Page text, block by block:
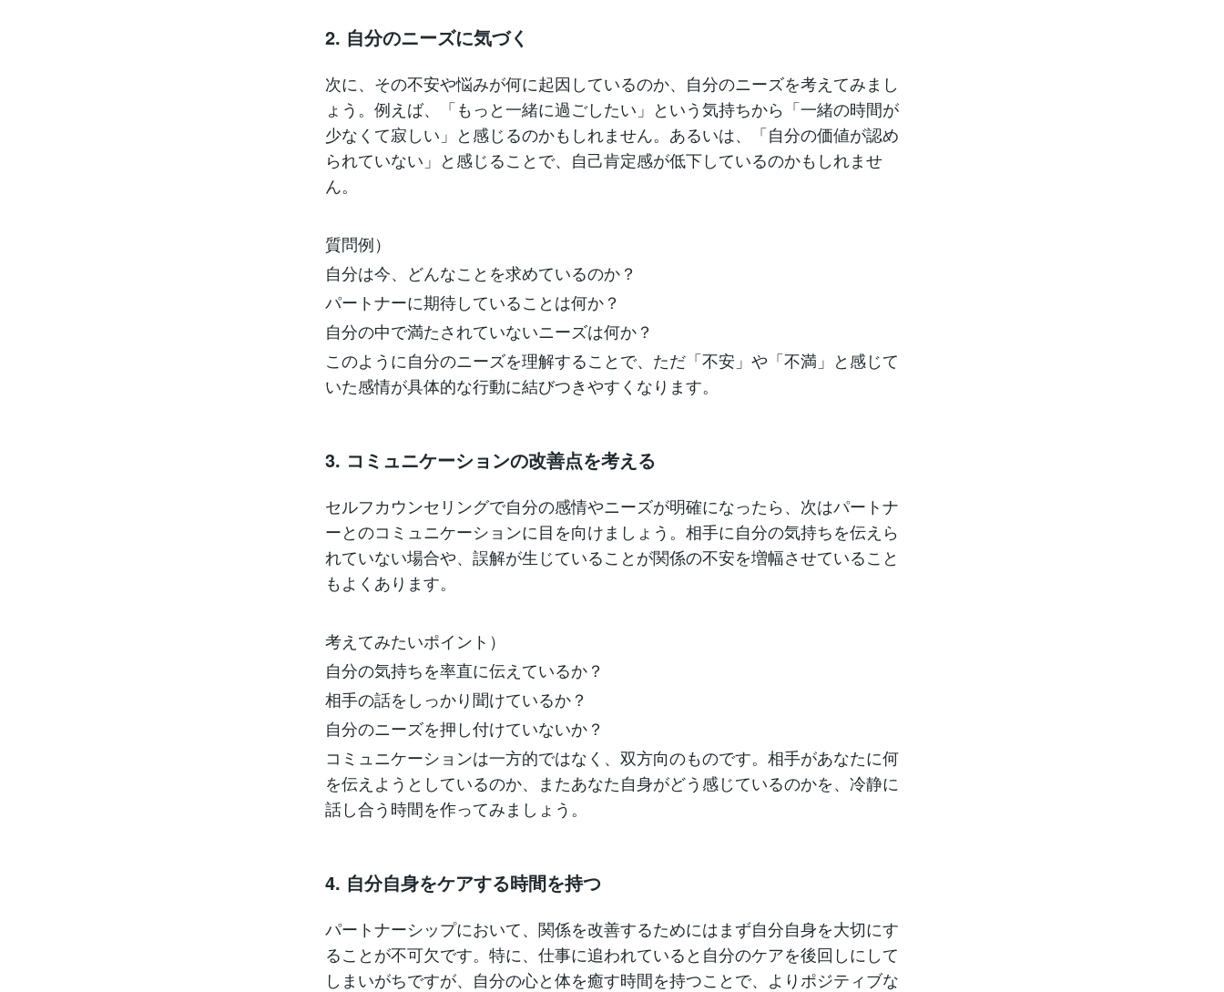
2. 自分のニーズに気づく
次に、その不安や悩みが何に起因しているのか、自分のニーズを考えてみまし
ょう。例えば、「もっと一緒に過ごしたい」という気持ちから「一緒の時間が
少なくて寂しい」と感じるのかもしれません。あるいは、「自分の価値が認め
られていない」と感じることで、自己肯定感が低下しているのかもしれませ
ん。
質問例）
自分は今、どんなことを求めているのか？
パートナーに期待していることは何か？
自分の中で満たされていないニーズは何か？
このように自分のニーズを理解することで、ただ「不安」や「不満」と感じて
いた感情が具体的な行動に結びつきやすくなります。
3. コミュニケーションの改善点を考える
セルフカウンセリングで自分の感情やニーズが明確になったら、次はパートナ
ーとのコミュニケーションに目を向けましょう。相手に自分の気持ちを伝えら
れていない場合や、誤解が生じていることが関係の不安を増幅させていること
もよくあります。
考えてみたいポイント）
自分の気持ちを率直に伝えているか？
相手の話をしっかり聞けているか？
自分のニーズを押し付けていないか？
コミュニケーションは一方的ではなく、双方向のものです。相手があなたに何
を伝えようとしているのか、またあなた自身がどう感じているのかを、冷静に
話し合う時間を作ってみましょう。
4. 自分自身をケアする時間を持つ
パートナーシップにおいて、関係を改善するためにはまず自分自身を大切にす
ることが不可欠です。特に、仕事に追われていると自分のケアを後回しにして
しまいがちですが、自分の心と体を癒す時間を持つことで、よりポジティブな